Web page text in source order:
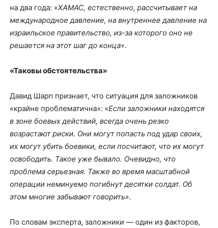
на два года: «ХАМАС, естественно, рассчитывает на
международное давление, на внутреннее давление на
израильское правительство, из-за которого оно не
решается на этот шаг до конца».
«Таковы обстоятельства»
Давид Шарп признает, что ситуация для заложников
«крайне проблематична»: «Если заложники находятся
в зоне боевых действий, всегда очень резко
возрастают риски. Они могут попасть под удар своих,
их могут убить боевики, если посчитают, что их могут
освободить. Такое уже бывало. Очевидно, что
проблема серьезная. Также во время масштабной
операции неминуемо погибнут десятки солдат. Об
этом многие забывают говорить».
По словам эксперта, заложники — один из факторов,